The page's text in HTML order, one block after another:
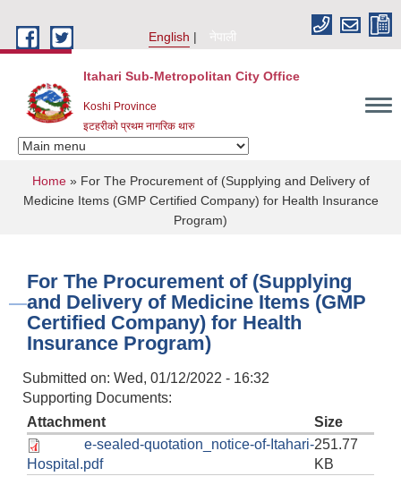
English
नेपाली
Itahari Sub-Metropolitan City Office
Koshi Province
इटहरीको प्रथम नागरिक थारु
You are here
Home» For The Procurement of (Supplying and Delivery of
Medicine Items (GMP Certified Company) for Health Insurance
Program)
For The Procurement of (Supplying
and Delivery of Medicine Items (GMP
Certified Company) for Health
Insurance Program)
Submitted on: Wed, 01/12/2022 - 16:32
Supporting Documents:
Attachment
Size
e-sealed-quotation_notice-of-Itahari-
Hospital.pdf
251.77
KB